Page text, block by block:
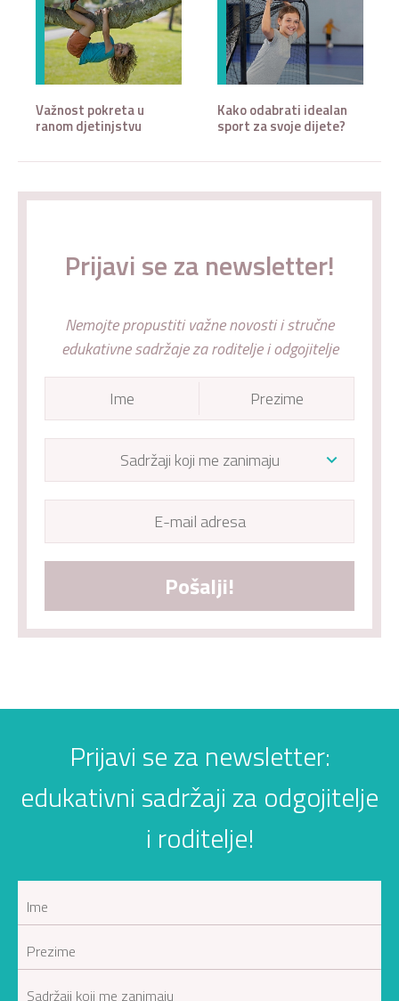
Važnost pokreta u
ranom djetinjstvu
Kako odabrati idealan
sport za svoje dijete?
Prijavi se za newsletter!
Nemojte propustiti važne novosti i stručne
edukativne sadržaje za roditelje i odgojitelje
Pošalji!
Prijavi se za newsletter:
edukativni sadržaji za odgojitelje
i roditelje!